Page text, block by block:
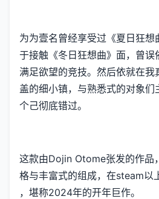
为为壹名曾经享受过《夏日狂想
于接触《冬日狂想曲》面，曾误
满足欲望的竞技​​。然后依就在我
盖的细小镇，与熟悉式的对象们
个己彻底错过。
这款由Dojin Otome张发的作品
格与丰富式的组成，在steam以
，堪称2024年的开年巨作。